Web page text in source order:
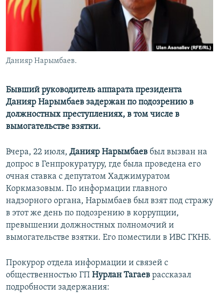
Данияр Нарымбаев.
Бывший руководитель аппарата президента
Данияр Нарымбаев задержан по подозрению в
должностных преступлениях, в том числе в
вымогательстве взятки.
Вчера, 22 июля, Данияр Нарымбаев был вызван на
допрос в Генпрокуратуру, где была проведена его
очная ставка с депутатом Хаджимуратом
Коркмазовым. По информации главного
надзорного органа, Нарымбаев был взят под стражу
в этот же день по подозрению в коррупции,
превышении должностных полномочий и
вымогательстве взятки. Его поместили в ИВС ГКНБ.
Прокурор отдела информации и связей с
общественностью ГП Нурлан Тагаев рассказал
подробности задержания: